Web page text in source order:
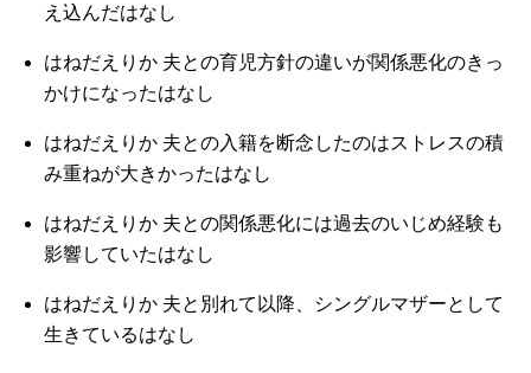
え込んだはなし
はねだえりか 夫との育児方針の違いが関係悪化のきっ
かけになったはなし
はねだえりか 夫との入籍を断念したのはストレスの積
み重ねが大きかったはなし
はねだえりか 夫との関係悪化には過去のいじめ経験も
影響していたはなし
はねだえりか 夫と別れて以降、シングルマザーとして
生きているはなし